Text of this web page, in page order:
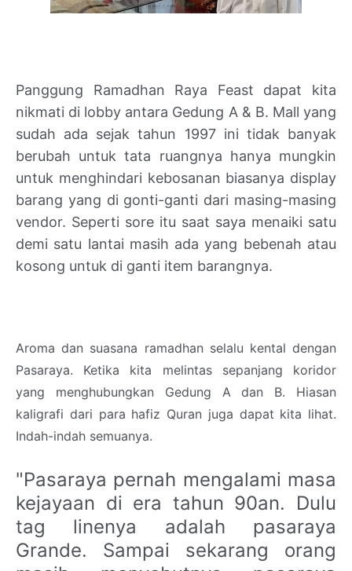
Panggung Ramadhan Raya Feast dapat kita
nikmati di lobby antara Gedung A & B. Mall yang
sudah ada sejak tahun 1997 ini tidak banyak
berubah untuk tata ruangnya hanya mungkin
untuk menghindari kebosanan biasanya display
barang yang di gonti-ganti dari masing-masing
vendor. Seperti sore itu saat saya menaiki satu
demi satu lantai masih ada yang bebenah atau
kosong untuk di ganti item barangnya.
Aroma dan suasana ramadhan selalu kental dengan
Pasaraya. Ketika kita melintas sepanjang koridor
yang menghubungkan Gedung A dan B. Hiasan
kaligrafi dari para hafiz Quran juga dapat kita lihat.
Indah-indah semuanya.
"Pasaraya pernah mengalami masa
kejayaan di era tahun 90an. Dulu
tag linenya adalah pasaraya
Grande. Sampai sekarang orang